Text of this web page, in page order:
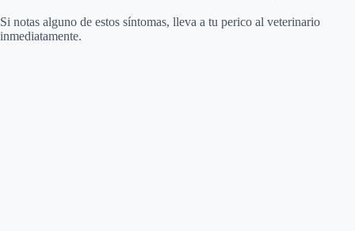
Si notas alguno de estos síntomas, lleva a tu perico al veterinario
inmediatamente.